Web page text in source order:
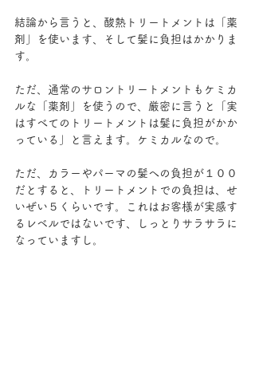
結論から言うと、酸熱トリートメントは「薬
剤」を使います、そして髪に負担はかかりま
す。
ただ、通常のサロントリートメントもケミカ
ルな「薬剤」を使うので、厳密に言うと「実
はすべてのトリートメントは髪に負担がかか
っている」と言えます。ケミカルなので。
ただ、カラーやパーマの髪への負担が１００
だとすると、トリートメントでの負担は、せ
いぜい５くらいです。これはお客様が実感す
るレベルではないです、しっとりサラサラに
なっていますし。